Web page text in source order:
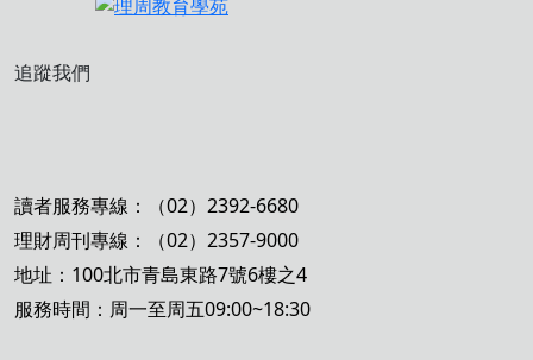
追蹤我們
讀者服務專線：（02）2392-6680
理財周刊專線：（02）2357-9000
地址：100北市青島東路7號6樓之4
服務時間：周一至周五09:00~18:30